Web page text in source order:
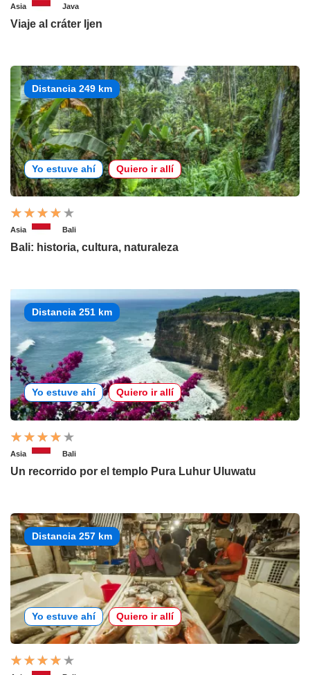
Asia Java
Viaje al cráter Ijen
Distancia 249 km
Yo estuve ahí Quiero ir allí
Asia Bali
Bali: historia, cultura, naturaleza
Distancia 251 km
Yo estuve ahí Quiero ir allí
Asia Bali
Un recorrido por el templo Pura Luhur Uluwatu
Distancia 257 km
Yo estuve ahí Quiero ir allí